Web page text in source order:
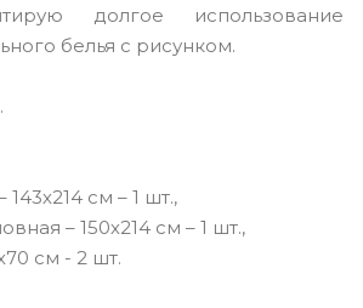
долгое использование
белья с рисунком.
см – 1 шт.,
– 150х214 см – 1 шт.,
см - 2 шт.